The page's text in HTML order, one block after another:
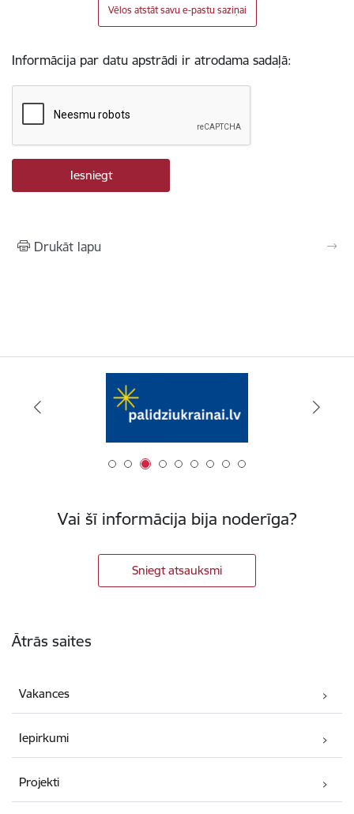
Vēlos atstāt savu e-pastu saziņai
Informācija par datu apstrādi ir atrodama sadaļā:
Drukāt lapu
Vai šī informācija bija noderīga?
Sniegt atsauksmi
Ātrās saites
Vakances
Iepirkumi
Projekti